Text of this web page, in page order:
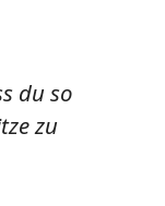
du so
zu